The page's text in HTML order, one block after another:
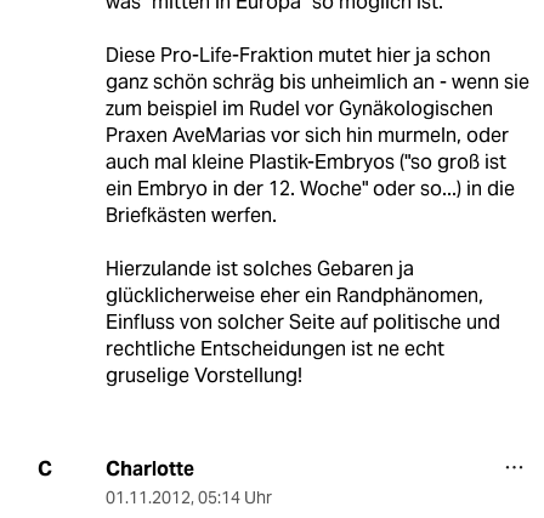
Diese Pro-Life-Fraktion mutet hier ja schon
ganz schön schräg bis unheimlich an - wenn sie
zum beispiel im Rudel vor Gynäkologischen
Praxen AveMarias vor sich hin murmeln, oder
auch mal kleine Plastik-Embryos ("so groß ist
ein Embryo in der 12. Woche" oder so...) in die
Briefkästen werfen.
Hierzulande ist solches Gebaren ja
glücklicherweise eher ein Randphänomen,
Einfluss von solcher Seite auf politische und
rechtliche Entscheidungen ist ne echt
gruselige Vorstellung!
C Charlotte
01.11.2012, 05:14 Uhr